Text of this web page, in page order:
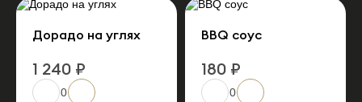
Дорадо на углях
1 240 ₽
0
BBQ соус
180 ₽
0